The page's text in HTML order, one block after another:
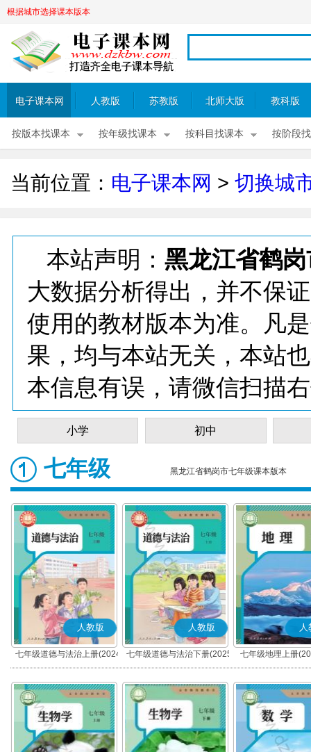
根据城市选择课本版本
电子课本网 人教版 苏教版 北师大版 教科版
按版本找课本 按年级找课本 按科目找课本 按阶段
当前位置： 电子课本网 > 切换城
本站声明： 黑龙江省鹤
大数据分析得出，并不保
使用的教材版本为准。凡
果，均与本站无关，本站
本信息有误，请微信扫描
小学 初中
七年级 黑龙江省鹤岗市七年级课本版本
人教版
七年级道德与法治上册(2024
秋版)(部编版)
人教版
七年级道德与法治下册(2025
春版)(部编版)
人
七年级地理上册